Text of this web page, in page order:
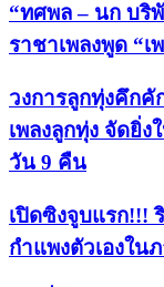
“ทศพล – นก บริ
ราชาเพลงพูด “
วงการลูกทุ่งคึก
เพลงลูกทุ่ง จัดยิ่
วัน 9 คืน
เปิดซิงจูบแรก!!!
กำแพงตัวเองใน